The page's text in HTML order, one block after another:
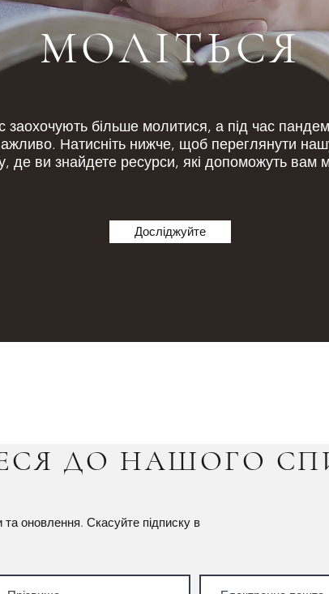
МОЛІТЬСЯ
заохочують більше молитися, а під час
Натисніть нижче, щоб переглянути
де ви знайдете ресурси, які допоможуть вам
Досліджуйте
ДО НАШОГО
оновлення. Скасуйте підписку в